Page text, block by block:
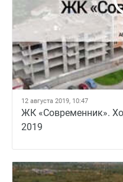
12 августа 2019, 10:47
ЖК «Современник».
2019